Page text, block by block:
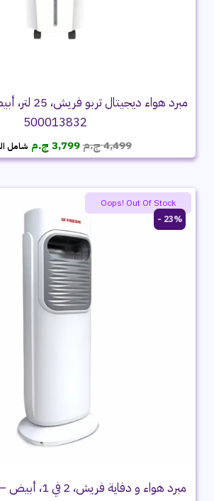
500013832
4,499ج.مالسعر
الأصلي
4,499 ج.م.
3,799 ج.م السعر
الحالي
3,799 ج.م.
شامل
23% -
مبرد هواء و دفاية فريش، 2 في 1، أبيض – F-AH-2000W
Oops! Out Of Stock
Summer product sale